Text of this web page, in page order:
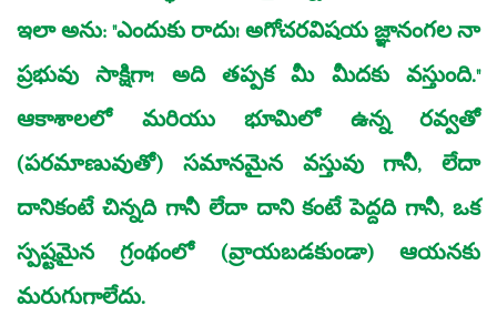
ఇలా అను: "ఎందుకు రాదు! అగోచరవిషయ జ్ఞానంగల నా
ప్రభువు సాక్షిగా! అది తప్పక మీ మీదకు వస్తుంది."
ఆకాశాలలో మరియు భూమిలో ఉన్న రవ్వతో
(పరమాణువుతో) సమానమైన వస్తువు గానీ, లేదా
దానికంటే చిన్నది గానీ లేదా దాని కంటే పెద్దది గానీ, ఒక
స్పష్టమైన గ్రంథంలో (వ్రాయబడకుండా) ఆయనకు
మరుగుగాలేదు.